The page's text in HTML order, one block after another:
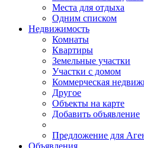
Места для отдыха
Одним списком
Недвижимость
Комнаты
Квартиры
Земельные участки
Участки с домом
Коммерческая
Другое
Объекты на карте
Добавить объявление
Предложение для
Объявления